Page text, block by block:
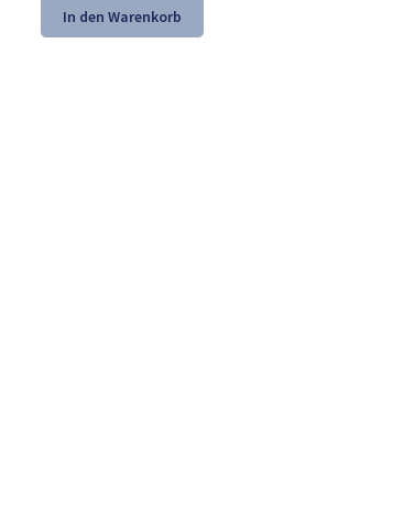
war:
167,39 €
ist:
102,98 €.
In den Warenkorb